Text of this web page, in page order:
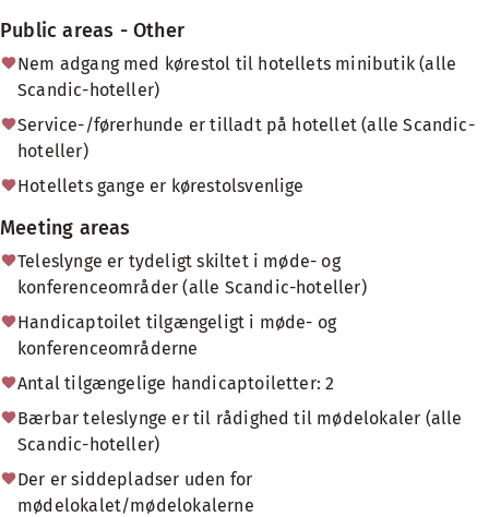
Public areas - Other
Nem adgang med kørestol til hotellets minibutik (alle
Scandic-hoteller)
Service-/førerhunde er tilladt på hotellet (alle Scandic-
hoteller)
Hotellets gange er kørestolsvenlige
Meeting areas
Teleslynge er tydeligt skiltet i møde- og
konferenceområder (alle Scandic-hoteller)
Handicaptoilet tilgængeligt i møde- og
konferenceområderne
Antal tilgængelige handicaptoiletter: 2
Bærbar teleslynge er til rådighed til mødelokaler (alle
Scandic-hoteller)
Der er siddepladser uden for
mødelokalet/mødelokalerne